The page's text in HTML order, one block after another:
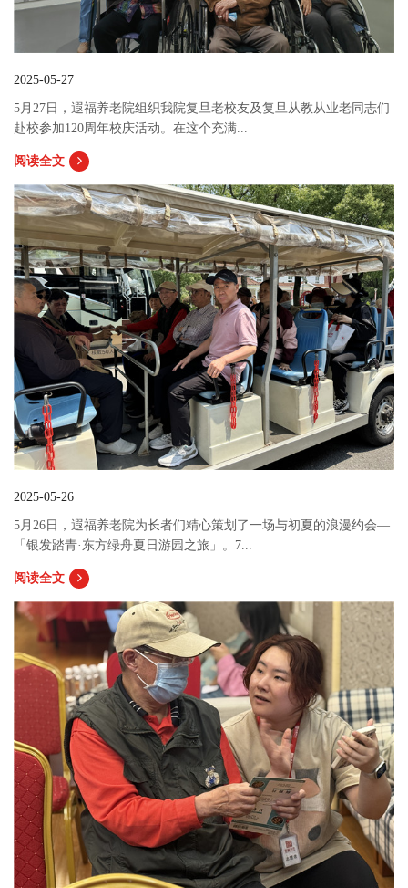
2025-05-27
5月27日，遐福养老院组织我院复旦老校友及复旦从教从业老同志们
赴校参加120周年校庆活动。在这个充满...
阅读全文
2025-05-26
5月26日，遐福养老院为长者们精心策划了一场与初夏的浪漫约会—
「银发踏青·东方绿舟夏日游园之旅」。7...
阅读全文